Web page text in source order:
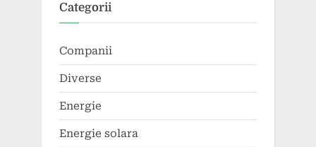
Categorii
Companii
Diverse
Energie
Energie solara